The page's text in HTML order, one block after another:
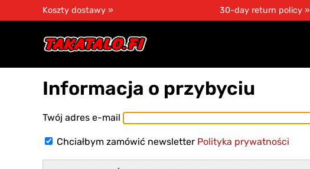
Koszty dostawy » 30-day return policy »
Informacja o przybyciu
Twój adres e-mail
Chciałbym zamówić newsletter Polityka prywatności